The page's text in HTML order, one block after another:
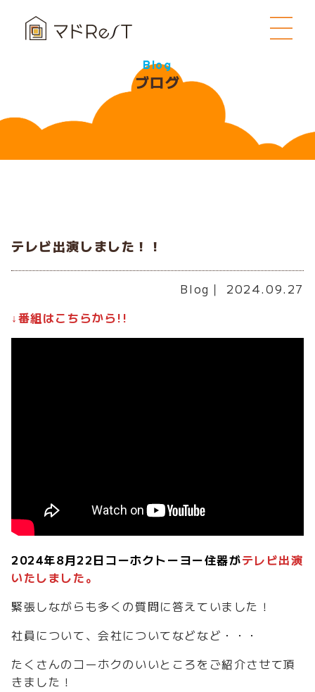
Blog
ブログ
テレビ出演しました！！
Blog ｜ 2024.09.27
↓番組はこちらから!!
2024年8月22日コーホクトーヨー住器がテレビ出演
いたしました。
緊張しながらも多くの質問に答えていました！
社員について、会社についてなどなど・・・
たくさんのコーホクのいいところをご紹介させて頂
きました！